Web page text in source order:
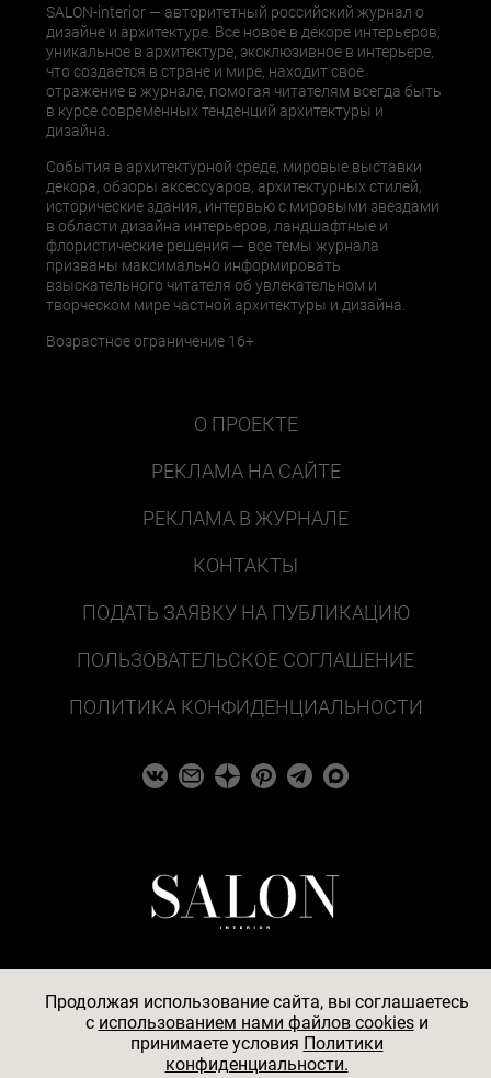
SALON-interior — авторитетный российский журнал о
дизайне и архитектуре. Все новое в декоре интерьеров,
уникальное в архитектуре, эксклюзивное в интерьере,
что создается в стране и мире, находит свое
отражение в журнале, помогая читателям всегда быть
в курсе современных тенденций архитектуры и
дизайна.
События в архитектурной среде, мировые выставки
декора, обзоры аксессуаров, архитектурных стилей,
исторические здания, интервью с мировыми звездами
в области дизайна интерьеров, ландшафтные и
флористические решения — все темы журнала
призваны максимально информировать
взыскательного читателя об увлекательном и
творческом мире частной архитектуры и дизайна.
Возрастное ограничение 16+
О ПРОЕКТЕ
РЕКЛАМА НА САЙТЕ
РЕКЛАМА В ЖУРНАЛЕ
КОНТАКТЫ
ПОДАТЬ ЗАЯВКУ НА ПУБЛИКАЦИЮ
ПОЛЬЗОВАТЕЛЬСКОЕ СОГЛАШЕНИЕ
ПОЛИТИКА КОНФИДЕНЦИАЛЬНОСТИ
© 2026
АО «БКМ», ОГРН 1027739494584, ИНН 7705056238,
Продолжая использование сайта, вы соглашаетесь
c использованием нами файлов cookiesи
принимаете условия Политики
конфиденциальности.